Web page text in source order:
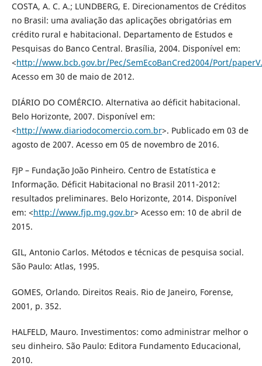
COSTA, A. C. A.; LUNDBERG, E. Direcionamentos de Créditos
no Brasil: uma avaliação das aplicações obrigatórias em
crédito rural e habitacional. Departamento de Estudos e
Pesquisas do Banco Central. Brasília, 2004. Disponível em:
<http://www.bcb.gov.br/Pec/SemEcoBanCred2004/Port/
Acesso em 30 de maio de 2012.
DIÁRIO DO COMÉRCIO. Alternativa ao déficit habitacional.
Belo Horizonte, 2007. Disponível em:
<http://www.diariodocomercio.com.br>. Publicado em 03 de
agosto de 2007. Acesso em 05 de novembro de 2016.
FJP – Fundação João Pinheiro. Centro de Estatística e
Informação. Déficit Habitacional no Brasil 2011-2012:
resultados preliminares. Belo Horizonte, 2014. Disponível
em: <http://www.fjp.mg.gov.br> Acesso em: 10 de abril de
2015.
GIL, Antonio Carlos. Métodos e técnicas de pesquisa social.
São Paulo: Atlas, 1995.
GOMES, Orlando. Direitos Reais. Rio de Janeiro, Forense,
2001, p. 352.
HALFELD, Mauro. Investimentos: como administrar melhor o
seu dinheiro. São Paulo: Editora Fundamento Educacional,
2010.